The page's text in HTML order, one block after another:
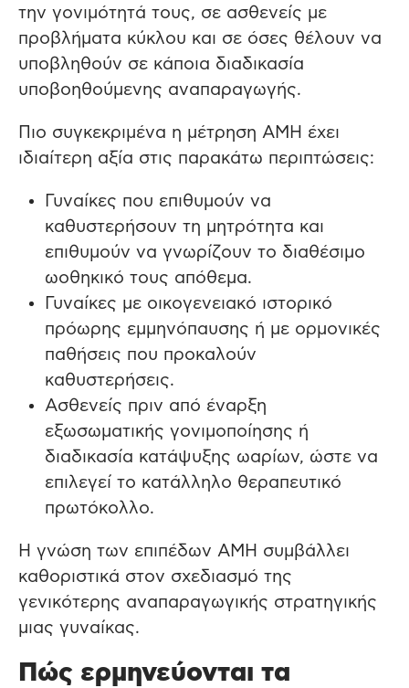
την γονιμότητά τους, σε ασθενείς με
προβλήματα κύκλου και σε όσες θέλουν να
υποβληθούν σε κάποια διαδικασία
υποβοηθούμενης αναπαραγωγής.
Πιο συγκεκριμένα η μέτρηση AMH έχει
ιδιαίτερη αξία στις παρακάτω περιπτώσεις:
Γυναίκες που επιθυμούν να
καθυστερήσουν τη μητρότητα και
επιθυμούν να γνωρίζουν το διαθέσιμο
ωοθηκικό τους απόθεμα.
Γυναίκες μεοικογενειακό ιστορικό
πρόωρης εμμηνόπαυσης ή με ορμονικές
παθήσεις που προκαλούν
καθυστερήσεις.
Ασθενείς πριν από έναρξη
εξωσωματικής γονιμοποίησης ή
διαδικασία κατάψυξης ωαρίων, ώστε να
επιλεγεί το κατάλληλο θεραπευτικό
πρωτόκολλο.
Η γνώση των επιπέδων AMH συμβάλλει
καθοριστικά στον σχεδιασμό της
γενικότερης αναπαραγωγικής στρατηγικής
μιας γυναίκας.
Πώς ερμηνεύονται τα